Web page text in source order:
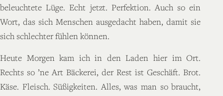
beleuchtete Lüge. Echt jetzt. Perfektion. Auch so ein
Wort, das sich Menschen ausgedacht haben, damit sie
sich schlechter fühlen können.
Heute Morgen kam ich in den Laden hier im Ort.
Rechts so ’ne Art Bäckerei, der Rest ist Geschäft. Brot.
Käse. Fleisch. Süßigkeiten. Alles, was man so braucht,